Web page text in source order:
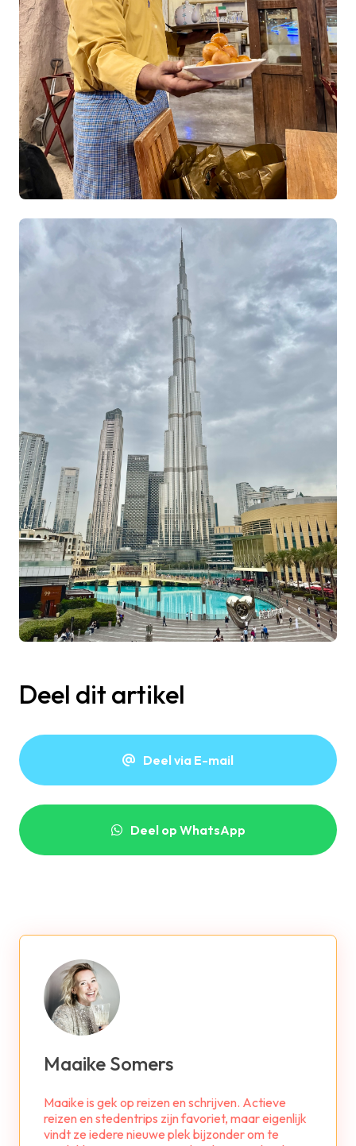
Deel dit artikel
Deel via E-mail
Deel op WhatsApp
Maaike Somers
Maaike is gek op reizen en schrijven. Actieve
reizen en stedentrips zijn favoriet, maar eigenlijk
vindt ze iedere nieuwe plek bijzonder om te